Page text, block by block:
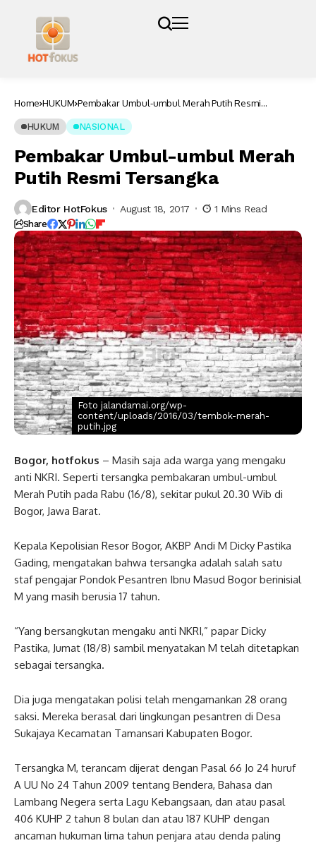
Home HUKUM Pembakar Umbul-umbul Merah Putih Resmi
HUKUM NASIONAL
Pembakar Umbul-umbul Merah
Putih Resmi Tersangka
Editor HotFokus August 18, 2017 1 Mins Read
Share
Foto jalandamai.org/wp-
content/uploads/2016/03/tembok-merah-
putih.jpg
Bogor, hotfokus – Masih saja ada warga yang mengaku
anti NKRI. Seperti tersangka pembakaran umbul-umbul
Merah Putih pada Rabu (16/8), sekitar pukul 20.30 Wib di
Bogor, Jawa Barat.
Kepala Kepolisian Resor Bogor, AKBP Andi M Dicky Pastika
Gading, mengatakan bahwa tersangka adalah salah satu
staf pengajar Pondok Pesantren Ibnu Masud Bogor berinisial
M yang masih berusia 17 tahun.
“Yang bersangkutan mengaku anti NKRI,” papar Dicky
Pastika, Jumat (18/8) sambil menyatakan M telah ditetapkan
sebagai tersangka.
Dia juga mengatakan polisi telah mengamankan 28 orang
saksi. Mereka berasal dari lingkungan pesantren di Desa
Sukajaya Kecamatan Tamansari Kabupaten Bogor.
Tersangka M, terancam dijerat dengan Pasal 66 Jo 24 huruf
A UU No 24 Tahun 2009 tentang Bendera, Bahasa dan
Lambang Negera serta Lagu Kebangsaan, dan atau pasal
406 KUHP 2 tahun 8 bulan dan atau 187 KUHP dengan
ancaman hukuman lima tahun penjara atau denda paling